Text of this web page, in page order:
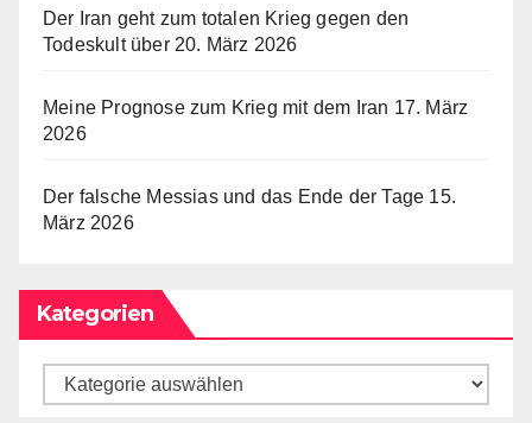
Der Iran geht zum totalen Krieg gegen den
Todeskult über 20. März 2026
Meine Prognose zum Krieg mit dem Iran 17. März
2026
Der falsche Messias und das Ende der Tage 15.
März 2026
Kategorien